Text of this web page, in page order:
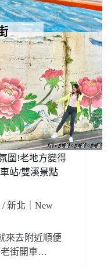
圍!老地方變得
站/雙溪景點
/新北｜New
來去附近順便
老街開車…